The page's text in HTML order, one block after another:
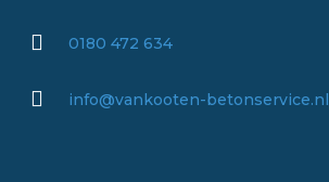
0180 472 634
info@vankooten-betonservice.nl